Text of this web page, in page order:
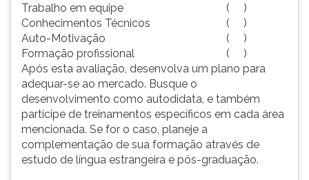
Trabalho em equipe
( )
Conhecimentos Técnicos
( )
Auto-Motivação
( )
Formação profissional
( )
Após esta avaliação, desenvolva um plano para
adequar-se ao mercado. Busque o
desenvolvimento como autodidata, e também
participe de treinamentos específicos em cada área
mencionada. Se for o caso, planeje a
complementação de sua formação através de
estudo de língua estrangeira e pós-graduação.